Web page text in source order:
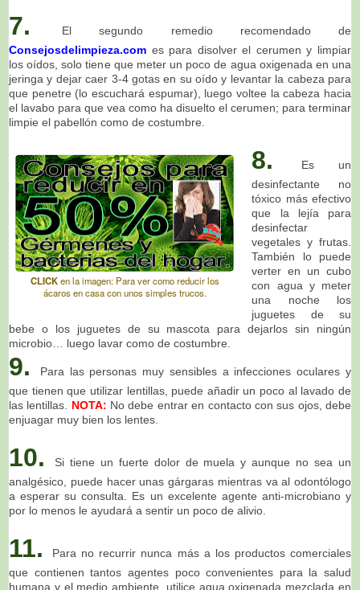
7.
El segundo remedio recomendado de
Consejosdelimpieza.com es para disolver el cerumen y limpiar
los oídos, solo tiene que meter un poco de agua oxigenada en una
jeringa y dejar caer 3-4 gotas en su oído y levantar la cabeza para
que penetre (lo escuchará espumar), luego voltee la cabeza hacia
el lavabo para que vea como ha disuelto el cerumen; para terminar
limpie el pabellón como de costumbre.
CLICKen la imagen: Para ver como reducir los
ácaros en casa con unos simples trucos.
8.
Es un
desinfectante no
tóxico más efectivo
que la lejía para
desinfectar
vegetales y frutas.
También lo puede
verter en un cubo
con agua y meter
una noche los
juguetes de su
bebe o los juguetes de su mascota para dejarlos sin ningún
microbio… luego lavar como de costumbre.
9.
Para las personas muy sensibles a infecciones oculares y
que tienen que utilizar lentillas, puede añadir un poco al lavado de
las lentillas. NOTA: No debe entrar en contacto con sus ojos, debe
enjuagar muy bien los lentes.
10.
Si tiene un fuerte dolor de muela y aunque no sea un
analgésico, puede hacer unas gárgaras mientras va al odontólogo
a esperar su consulta. Es un excelente agente anti-microbiano y
por lo menos le ayudará a sentir un poco de alivio.
11.
Para no recurrir nunca más a los productos comerciales
que contienen tantos agentes poco convenientes para la salud
humana y el medio ambiente, utilice agua oxigenada mezclada en